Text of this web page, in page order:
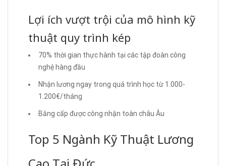
Lợi ích vượt trội của mô hình kỹ
thuật quy trình kép
70% thời gian thực hành tại các tập đoàn công
nghệ hàng đầu
Nhận lương ngay trong quá trình học từ 1.000-
1.200€/tháng
Bằng cấp được công nhận toàn châu Âu
Top 5 Ngành Kỹ Thuật Lương